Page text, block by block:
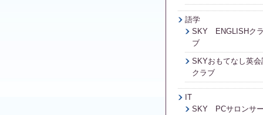
語学
SKY ENGLISHクラ
ブ
SKYおもてなし英会
クラブ
IT
SKY PCサロンサー